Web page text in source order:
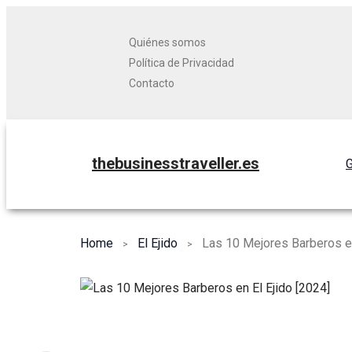
Quiénes somos
Política de Privacidad
Contacto
thebusinesstraveller.es
Home El Ejido Las 10 Mejores Barberos